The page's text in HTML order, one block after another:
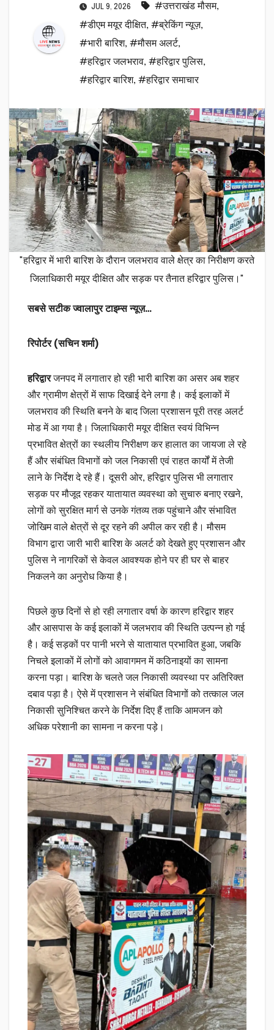
JUL 9, 2026 #उत्तराखंड मौसम,
#डीएम मयूर दीक्षित, #ब्रेकिंग न्यूज़,
#भारी बारिश, #मौसम अलर्ट,
#हरिद्वार जलभराव, #हरिद्वार पुलिस,
#हरिद्वार बारिश, #हरिद्वार समाचार
"हरिद्वार में भारी बारिश के दौरान जलभराव वाले क्षेत्र का निरीक्षण करते
जिलाधिकारी मयूर दीक्षित और सड़क पर तैनात हरिद्वार पुलिस।"
सबसे सटीक ज्वालापुर टाइम्स न्यूज़…
रिपोर्टर (सचिन शर्मा)
हरिद्वारजनपद में लगातार हो रही भारी बारिश का असर अब शहर
और ग्रामीण क्षेत्रों में साफ दिखाई देने लगा है। कई इलाकों में
जलभराव की स्थिति बनने के बाद जिला प्रशासन पूरी तरह अलर्ट
मोड में आ गया है। जिलाधिकारी मयूर दीक्षित स्वयं विभिन्न
प्रभावित क्षेत्रों का स्थलीय निरीक्षण कर हालात का जायजा ले रहे
हैं और संबंधित विभागों को जल निकासी एवं राहत कार्यों में तेजी
लाने के निर्देश दे रहे हैं। दूसरी ओर, हरिद्वार पुलिस भी लगातार
सड़क पर मौजूद रहकर यातायात व्यवस्था को सुचारु बनाए रखने,
लोगों को सुरक्षित मार्ग से उनके गंतव्य तक पहुंचाने और संभावित
जोखिम वाले क्षेत्रों से दूर रहने की अपील कर रही है। मौसम
विभाग द्वारा जारी भारी बारिश के अलर्ट को देखते हुए प्रशासन और
पुलिस ने नागरिकों से केवल आवश्यक होने पर ही घर से बाहर
निकलने का अनुरोध किया है।
पिछले कुछ दिनों से हो रही लगातार वर्षा के कारण हरिद्वार शहर
और आसपास के कई इलाकों में जलभराव की स्थिति उत्पन्न हो गई
है। कई सड़कों पर पानी भरने से यातायात प्रभावित हुआ, जबकि
निचले इलाकों में लोगों को आवागमन में कठिनाइयों का सामना
करना पड़ा। बारिश के चलते जल निकासी व्यवस्था पर अतिरिक्त
दबाव पड़ा है। ऐसे में प्रशासन ने संबंधित विभागों को तत्काल जल
निकासी सुनिश्चित करने के निर्देश दिए हैं ताकि आमजन को
अधिक परेशानी का सामना न करना पड़े।